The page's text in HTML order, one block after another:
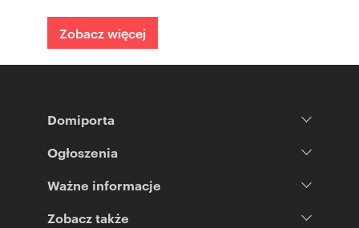
Zobacz więcej
Domiporta
Ogłoszenia
Ważne informacje
Zobacz także